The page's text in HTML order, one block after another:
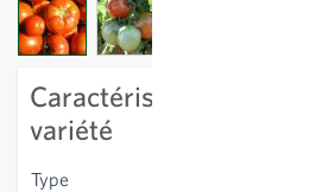
Caractéristiques
variété
Type